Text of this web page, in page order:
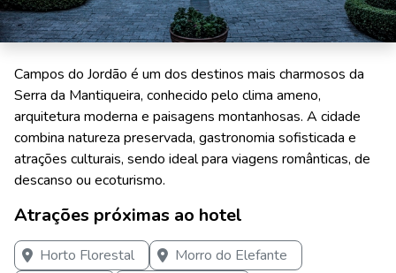
Campos do Jordão é um dos destinos mais charmosos da
Serra da Mantiqueira, conhecido pelo clima ameno,
arquitetura moderna e paisagens montanhosas. A cidade
combina natureza preservada, gastronomia sofisticada e
atrações culturais, sendo ideal para viagens românticas, de
descanso ou ecoturismo.
Atrações próximas ao hotel
Horto Florestal
Morro do Elefante